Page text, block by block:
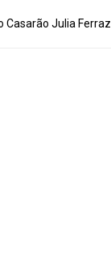
Casarão Julia Ferraz